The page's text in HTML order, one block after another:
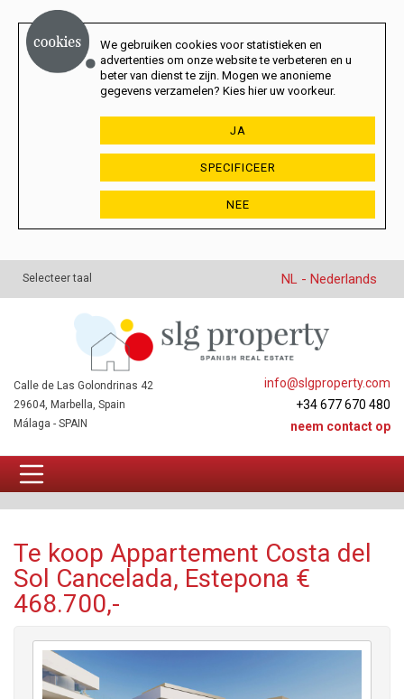
We gebruiken cookies voor statistieken en
advertenties om onze website te verbeteren en u
beter van dienst te zijn. Mogen we anonieme
gegevens verzamelen? Kies hier uw voorkeur.
JA
SPECIFICEER
NEE
Selecteer taal NL - Nederlands
info@slgproperty.com
+34 677 670 480
neem contact op
Calle de Las Golondrinas 42
29604, Marbella, Spain
Málaga - SPAIN
Te koop Appartement Costa del
Sol Cancelada, Estepona €
468.700,-